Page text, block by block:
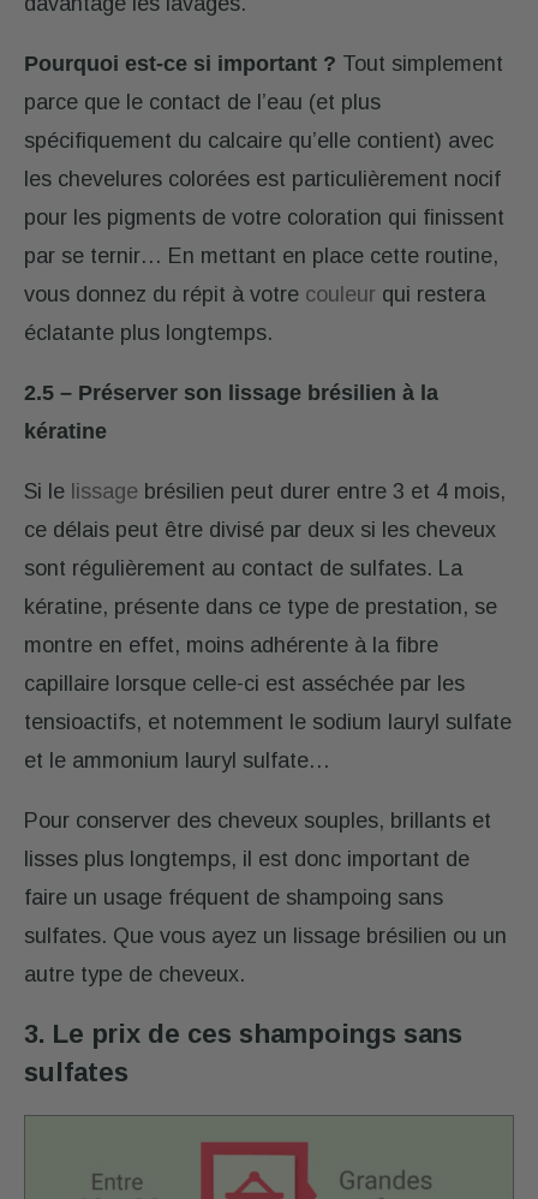
Pourquoi est-ce si important ? Tout simplement
parce que le contact de l’eau (et plus
spécifiquement du calcaire qu’elle contient) avec
les chevelures colorées est particulièrement nocif
pour les pigments de votre coloration qui finissent
par se ternir… En mettant en place cette routine,
vous donnez du répit à votre couleur qui restera
éclatante plus longtemps.
2.5 – Préserver son lissage brésilien à la
kératine
Si le lissage brésilien peut durer entre 3 et 4 mois,
ce délais peut être divisé par deux si les cheveux
sont régulièrement au contact de sulfates. La
kératine, présente dans ce type de prestation, se
montre en effet, moins adhérente à la fibre
capillaire lorsque celle-ci est asséchée par les
tensioactifs, et notemment le sodium lauryl sulfate
et le ammonium lauryl sulfate…
Pour conserver des cheveux souples, brillants et
lisses plus longtemps, il est donc important de
faire un usage fréquent de shampoing sans
sulfates. Que vous ayez un lissage brésilien ou un
autre type de cheveux.
3. Le prix de ces shampoings sans
sulfates